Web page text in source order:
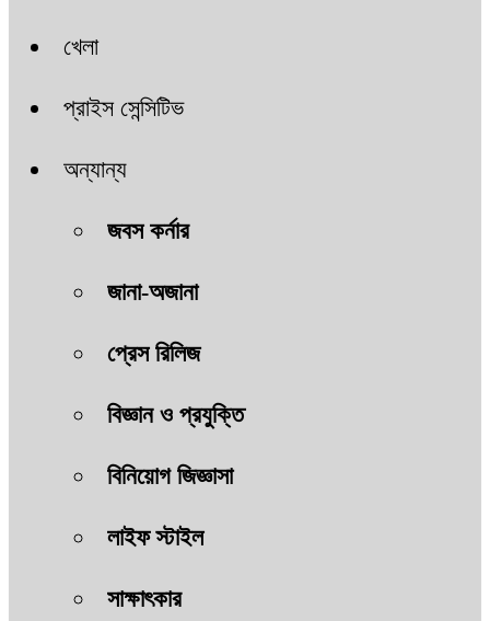
খেলা
প্রাইস সেন্সিটিভ
অন্যান্য
জবস কর্নার
জানা-অজানা
প্রেস রিলিজ
বিজ্ঞান ও প্রযুক্তি
বিনিয়োগ জিজ্ঞাসা
লাইফ স্টাইল
সাক্ষাৎকার